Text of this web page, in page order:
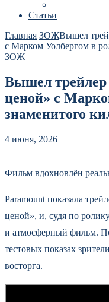
Статьи
Главная ЗОЖВышел
с Марком Уолбергом в
ЗОЖ
Вышел
ценой» с
знаменитого
4 июня, 2026
Фильм вдохновлён
Paramount показала
ценой», и, судя по
и атмосферный фильм.
тестовых показах
восторга.